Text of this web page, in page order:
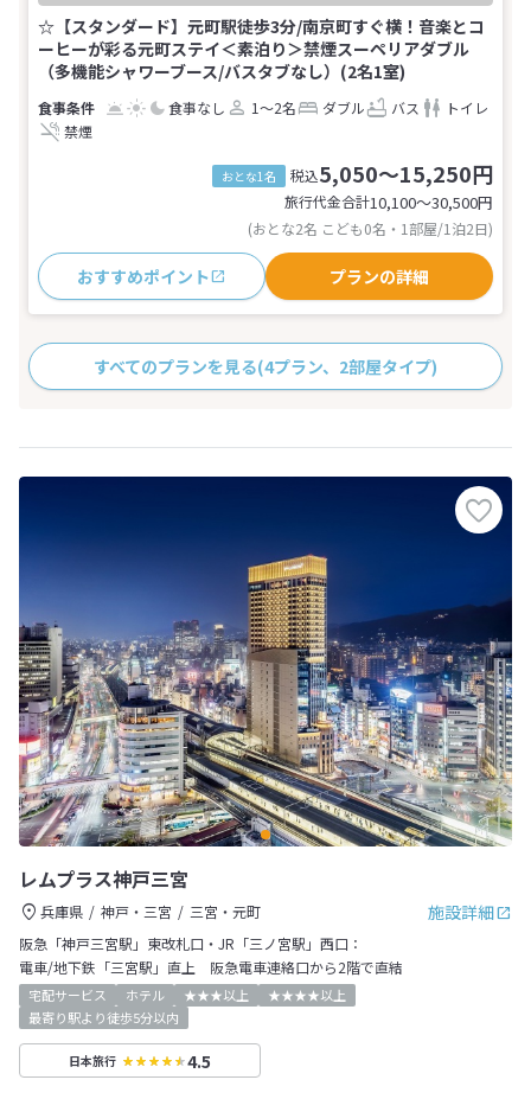
☆【スタンダード】元町駅徒歩3分/南京町すぐ横！音楽とコ
ーヒーが彩る元町ステイ＜素泊り＞禁煙スーペリアダブル
（多機能シャワーブース/バスタブなし）(2名1室)
食事なし 1～2名 ダブル バス
トイレ
禁煙
おとな1名 税込5,050～15,250円
旅行代金合計10,100〜30,500円
(おとな2名 こども0名・1部屋/1泊2日)
おすすめポイント プランの詳細
すべてのプランを見る(4プラン、2部屋タイプ)
レムプラス神戸三宮
施設詳細
兵庫県 神戸・三宮
三宮・元町
阪急「神戸三宮駅」東改札口・JR「三ノ宮駅」西口：
電車/地下鉄「三宮駅」直上 阪急電車連絡口から2階で直結
宅配サービス ホテル ★★★以上
★★★★以上
最寄り駅より徒歩5分以内
日本旅行 4.5